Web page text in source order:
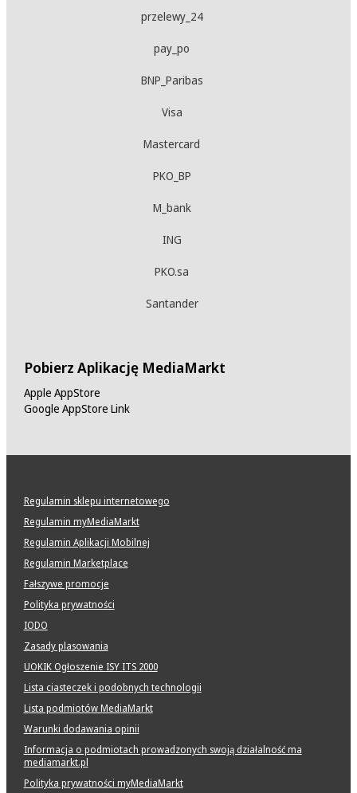
przelewy_24
pay_po
BNP_Paribas
Visa
Mastercard
PKO_BP
M_bank
ING
PKO.sa
Santander
Pobierz Aplikację MediaMarkt
Apple AppStore
Google AppStore Link
Regulamin sklepu internetowego
Regulamin myMediaMarkt
Regulamin Aplikacji Mobilnej
Regulamin Marketplace
Fałszywe promocje
Polityka prywatności
IODO
Zasady plasowania
UOKIK Ogłoszenie ISY ITS 2000
Lista ciasteczek i podobnych technologii
Lista podmiotów MediaMarkt
Warunki dodawania opinii
Informacja o podmiotach prowadzonych swoją działalność ma
mediamarkt.pl
Polityka prywatności myMediaMarkt